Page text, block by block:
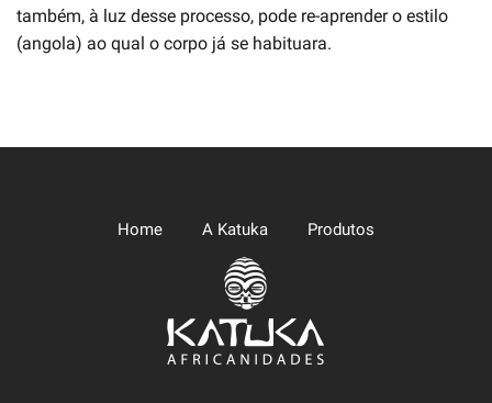
também, à luz desse processo, pode re-aprender o estilo
(angola) ao qual o corpo já se habituara.
Home A Katuka Produtos